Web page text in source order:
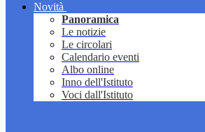
Novità
Panoramica
Le notizie
Le circolari
Calendario eventi
Albo online
Inno dell'Istituto
Voci dall'Istituto